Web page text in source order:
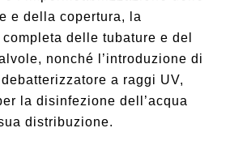
e della copertura, la
delle tubature e del
nonché l’introduzione di
a raggi UV,
la disinfezione dell’acqua
distribuzione.